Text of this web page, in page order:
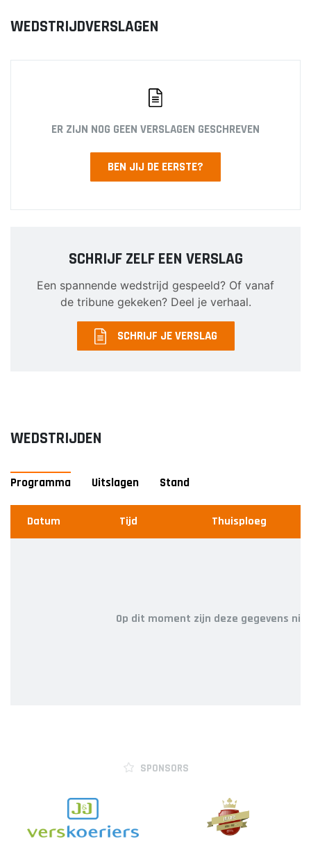
WEDSTRIJDVERSLAGEN
ER ZIJN NOG GEEN VERSLAGEN GESCHREVEN
BEN JIJ DE EERSTE?
SCHRIJF ZELF EEN VERSLAG
Een spannende wedstrijd gespeeld? Of vanaf
de tribune gekeken? Deel je verhaal.
SCHRIJF JE VERSLAG
WEDSTRIJDEN
Programma Uitslagen Stand
Datum Tijd Thuisploeg
Op dit moment zijn deze gegevens
Datum Uitploeg
#
SPONSORS